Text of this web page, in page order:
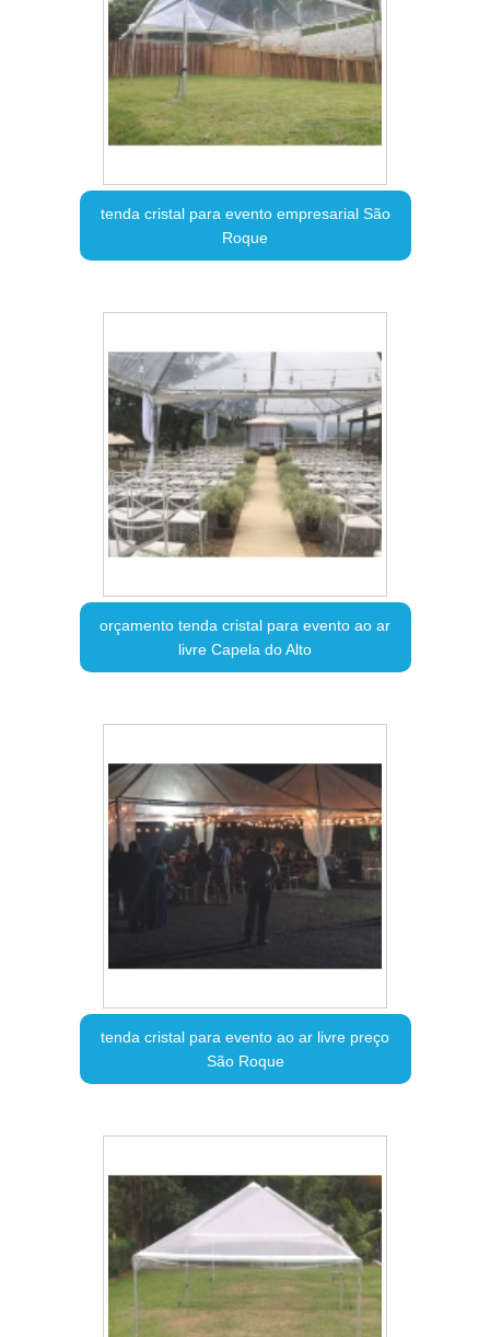
tenda cristal para evento empresarial São
Roque
orçamento tenda cristal para evento ao ar
livre Capela do Alto
tenda cristal para evento ao ar livre preço
São Roque